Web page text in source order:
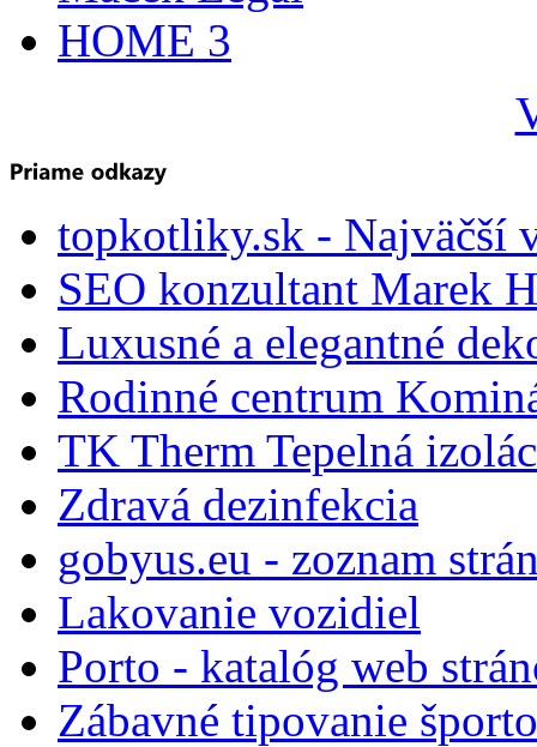
HOME 3
topkotliky.sk - Najväčší
SEO konzultant Marek
Luxusné a elegantné
Rodinné centrum
TK Therm Tepelná
Zdravá dezinfekcia
gobyus.eu - zoznam
Lakovanie vozidiel
Porto - katalóg web
Zábavné tipovanie